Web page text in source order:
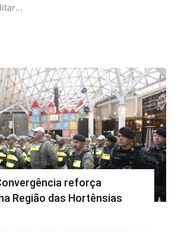
reforça
Região das Hortênsias